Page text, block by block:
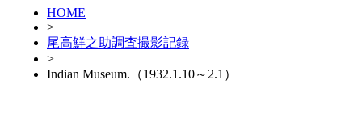
HOME
>
尾高鮮之助調査撮影記録
>
Indian Museum.（1932.1.10～2.1）